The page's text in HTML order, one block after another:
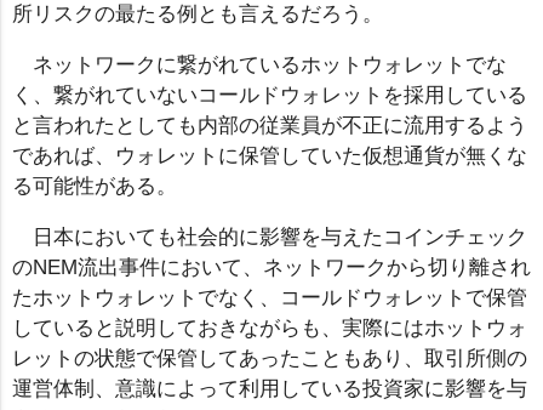
所リスクの最たる例とも言えるだろう。
ネットワークに繋がれているホットウォレットでな
く、繋がれていないコールドウォレットを採用している
と言われたとしても内部の従業員が不正に流用するよう
であれば、ウォレットに保管していた仮想通貨が無くな
る可能性がある。
日本においても社会的に影響を与えたコインチェック
のNEM流出事件において、ネットワークから切り離され
たホットウォレットでなく、コールドウォレットで保管
していると説明しておきながらも、実際にはホットウォ
レットの状態で保管してあったこともあり、取引所側の
運営体制、意識によって利用している投資家に影響を与